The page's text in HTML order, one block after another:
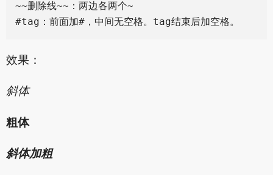
~~删除线~~：两边各两个~
效果：
斜体
粗体
斜体加粗